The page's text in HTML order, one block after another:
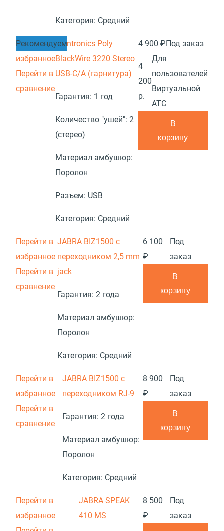
Категория: Средний
Перейти в
избранное
Перейти в
сравнение
РекомендуемPlantronics Poly
BlackWire 3220 Stereo
USB-C/A (гарнитура)
Гарантия: 1 год
Количество "ушей": 2
(стерео)
Материал амбушюр:
Поролон
Разъем: USB
Категория: Средний
4 900 ₽Под заказ
4
200
р.
Для
пользователей
Виртуальной
АТС
В
корзину
Перейти в
избранное
Перейти в
сравнение
JABRA BIZ1500 с
переходником 2,5 mm
jack
Гарантия: 2 года
Материал амбушюр:
Поролон
Категория: Средний
6 100
₽
Под
заказ
В
корзину
Перейти в
избранное
Перейти в
сравнение
JABRA BIZ1500 с
переходником RJ-9
Гарантия: 2 года
Материал амбушюр:
Поролон
Категория: Средний
8 900
₽
Под
заказ
В
корзину
Перейти в
избранное
JABRA SPEAK
410 MS
8 500
₽
Под
заказ